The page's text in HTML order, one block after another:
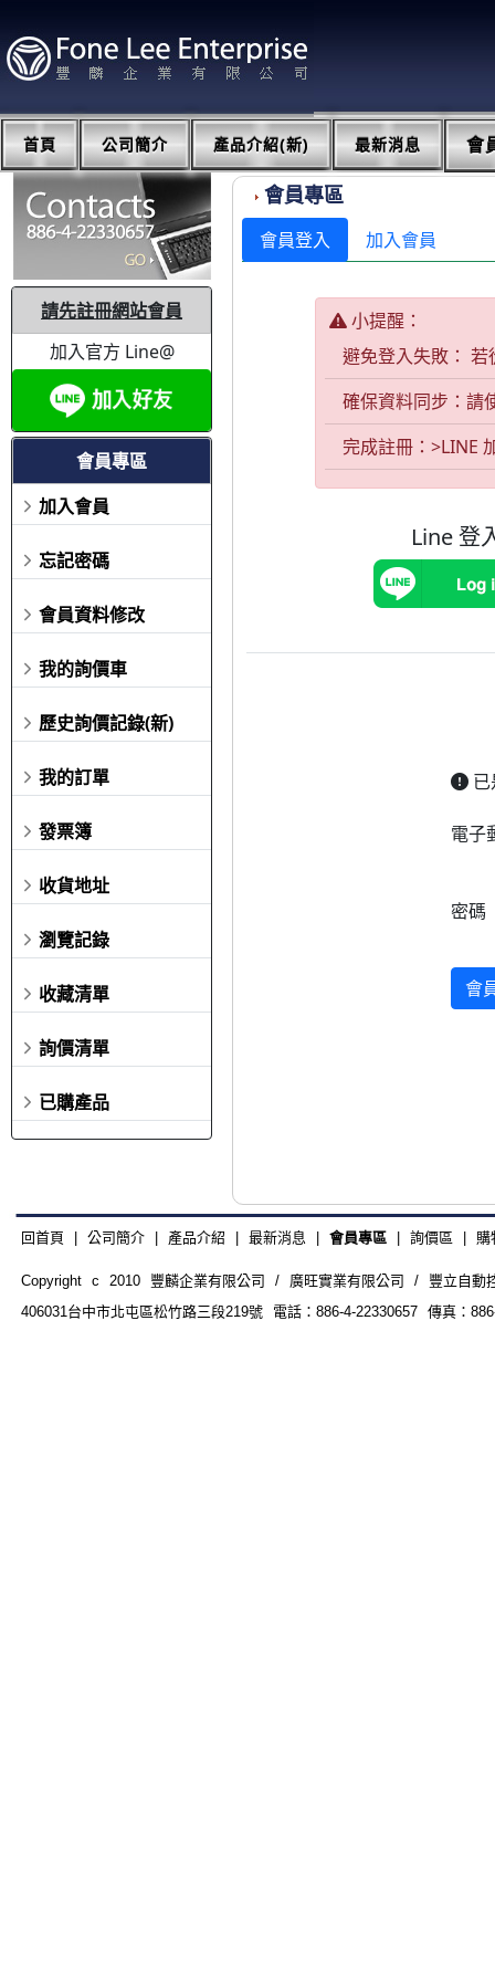
首頁 公司簡介 產品介紹(新) 最新消息 會
請先註冊網站會員
加入官方 Line@
會員專區
加入會員
忘記密碼
會員資料修改
我的詢價車
歷史詢價記錄(新)
我的訂單
發票簿
收貨地址
瀏覽記錄
收藏清單
詢價清單
已購產品
會員專區
會員登入 加入會員
小提醒：
避免登入失敗：
確保資料同步：請
完成註冊：>LINE
Line 登
已
電子
密碼
會
回首頁 公司簡介| 產品介紹 最新消息 會員專區| 詢價區 購
Copyright c 2010 豐麟企業有限公司 / 廣旺實業有限公司 / 豐立自動
406031台中市北屯區松竹路三段219號 電話：886-4-22330657 傳真：